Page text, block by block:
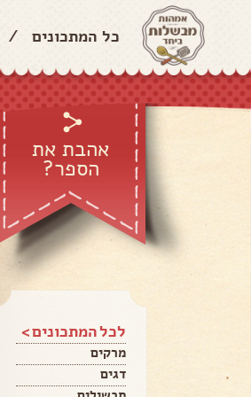
כל המתכונים /
אהבת את
הספר?
לכל המתכונים >
מרקים
דגים